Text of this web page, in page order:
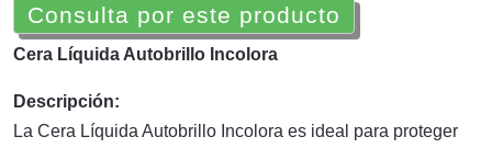
Consulta por este producto
Cera Líquida Autobrillo Incolora
Descripción:
La Cera Líquida Autobrillo Incolora es ideal para proteger